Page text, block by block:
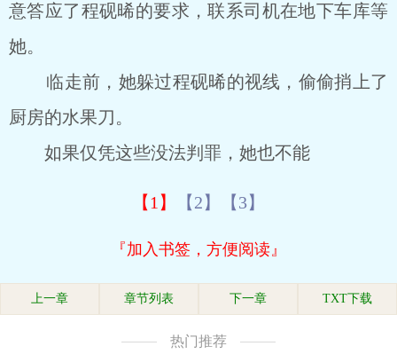
意答应了程砚晞的要求，联系司机在地下车库等
她。
临走前，她躲过程砚晞的视线，偷偷捎上了
厨房的水果刀。
如果仅凭这些没法判罪，她也不能
【1】 【2】 【3】
『加入书签，方便阅读』
上一章 章节列表 下一章 TXT下载
热门推荐